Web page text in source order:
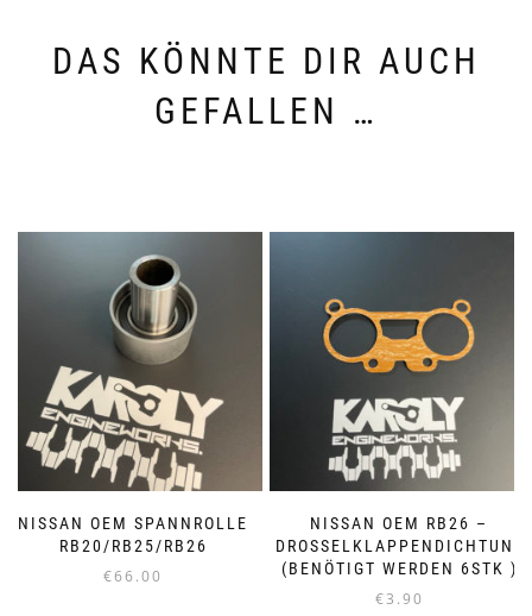
DAS KÖNNTE DIR AUCH
GEFALLEN …
NISSAN OEM SPANNROLLE
RB20/RB25/RB26
€66.00
NISSAN OEM RB26 –
DROSSELKLAPPENDICHTUNG
(BENÖTIGT WERDEN 6STK )
€3.90